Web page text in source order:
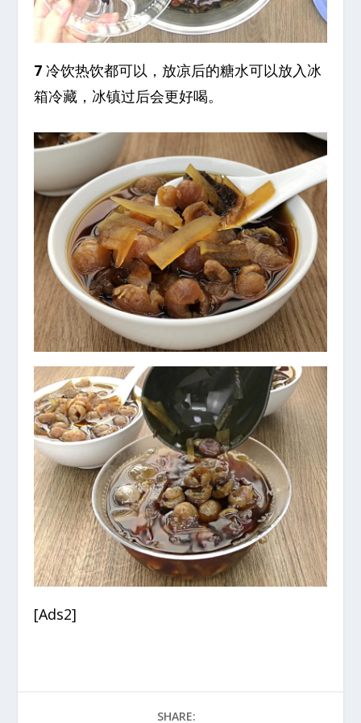
7 冷饮热饮都可以，放凉后的糖水可以放入冰
箱冷藏，冰镇过后会更好喝。
[Ads2]
SHARE: